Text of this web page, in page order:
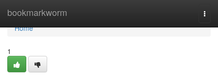
bookmarkworm
Home
Home
1